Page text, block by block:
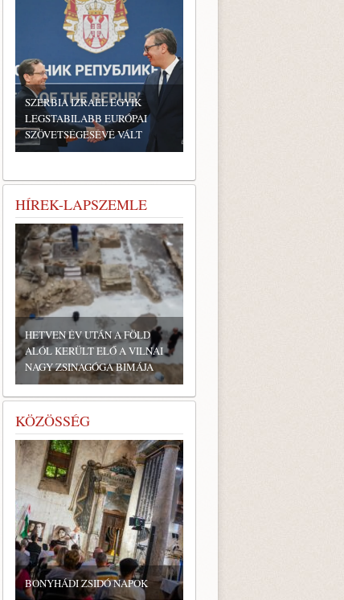
SZERBIA IZRAEL EGYIK
LEGSTABILABB EURÓPAI
SZÖVETSÉGESÉVÉ VÁLT
HÍREK-LAPSZEMLE
HETVEN ÉV UTÁN A FÖLD
ALÓL KERÜLT ELŐ A VILNAI
NAGY ZSINAGÓGA BIMÁJA
KÖZÖSSÉG
BONYHÁDI ZSIDÓ NAPOK